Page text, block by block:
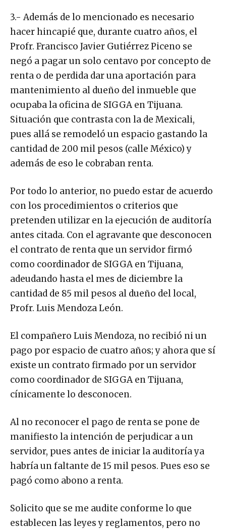
3.- Además de lo mencionado es necesario
hacer hincapié que, durante cuatro años, el
Profr. Francisco Javier Gutiérrez Piceno se
negó a pagar un solo centavo por concepto de
renta o de perdida dar una aportación para
mantenimiento al dueño del inmueble que
ocupaba la oficina de SIGGA en Tijuana.
Situación que contrasta con la de Mexicali,
pues allá se remodeló un espacio gastando la
cantidad de 200 mil pesos (calle México) y
además de eso le cobraban renta.
Por todo lo anterior, no puedo estar de acuerdo
con los procedimientos o criterios que
pretenden utilizar en la ejecución de auditoría
antes citada. Con el agravante que desconocen
el contrato de renta que un servidor firmó
como coordinador de SIGGA en Tijuana,
adeudando hasta el mes de diciembre la
cantidad de 85 mil pesos al dueño del local,
Profr. Luis Mendoza León.
El compañero Luis Mendoza, no recibió ni un
pago por espacio de cuatro años; y ahora que sí
existe un contrato firmado por un servidor
como coordinador de SIGGA en Tijuana,
cínicamente lo desconocen.
Al no reconocer el pago de renta se pone de
manifiesto la intención de perjudicar a un
servidor, pues antes de iniciar la auditoría ya
habría un faltante de 15 mil pesos. Pues eso se
pagó como abono a renta.
Solicito que se me audite conforme lo que
establecen las leyes y reglamentos, pero no